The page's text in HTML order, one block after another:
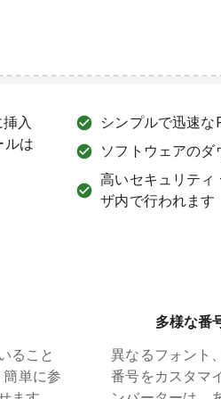
入
ルは
シンプルで迅速な
ソフトウェアの
高いセキュリティ
ザ内で行われます
ること
単に参
多様な番
異なるフォント
番号をカスタマ